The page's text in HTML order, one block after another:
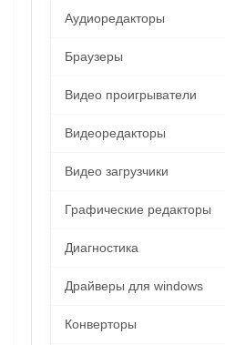
Аудиоредакторы
Браузеры
Видео проигрыватели
Видеоредакторы
Видео загрузчики
Графические редакторы
Диагностика
Драйверы для windows
Конверторы